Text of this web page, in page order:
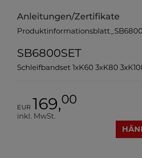
Anleitungen/Zertifikate
SB6800SET
Schleifbandset 1xK60 3xK80
EUR 169,00
inkl. MwSt.